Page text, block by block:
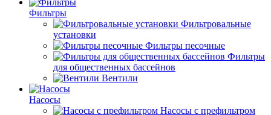
Фильтры
Фильтровальные
установки
Фильтры песочные
Фильтры
для общественных бассейнов
Вентили
Насосы
Насосы с префильтром